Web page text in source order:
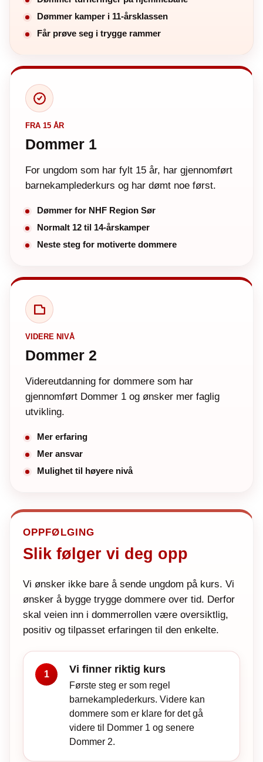
Dømmer kamper i 11-årsklassen
Får prøve seg i trygge rammer
FRA 15 ÅR
Dommer 1
For ungdom som har fylt 15 år, har gjennomført
barnekamplederkurs og har dømt noe først.
Dømmer for NHF Region Sør
Normalt 12 til 14-årskamper
Neste steg for motiverte dommere
VIDERE NIVÅ
Dommer 2
Videreutdanning for dommere som har
gjennomført Dommer 1 og ønsker mer faglig
utvikling.
Mer erfaring
Mer ansvar
Mulighet til høyere nivå
OPPFØLGING
Slik følger vi deg opp
Vi ønsker ikke bare å sende ungdom på kurs. Vi
ønsker å bygge trygge dommere over tid. Derfor
skal veien inn i dommerrollen være oversiktlig,
positiv og tilpasset erfaringen til den enkelte.
1 Vi finner riktig kurs
Første steg er som regel
barnekamplederkurs. Videre kan
dommere som er klare for det gå
videre til Dommer 1 og senere
Dommer 2.